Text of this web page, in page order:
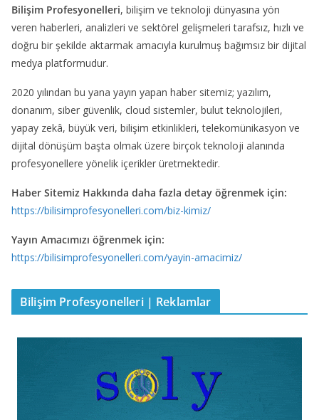
Bilişim Profesyonelleri, bilişim ve teknoloji dünyasına yön
veren haberleri, analizleri ve sektörel gelişmeleri tarafsız, hızlı ve
doğru bir şekilde aktarmak amacıyla kurulmuş bağımsız bir dijital
medya platformudur.
2020 yılından bu yana yayın yapan haber sitemiz; yazılım,
donanım, siber güvenlik, cloud sistemler, bulut teknolojileri,
yapay zekâ, büyük veri, bilişim etkinlikleri, telekomünikasyon ve
dijital dönüşüm başta olmak üzere birçok teknoloji alanında
profesyonellere yönelik içerikler üretmektedir.
Haber Sitemiz Hakkında daha fazla detay öğrenmek için:
https://bilisimprofesyonelleri.com/biz-kimiz/
Yayın Amacımızı öğrenmek için:
https://bilisimprofesyonelleri.com/yayin-amacimiz/
Bilişim Profesyonelleri | Reklamlar